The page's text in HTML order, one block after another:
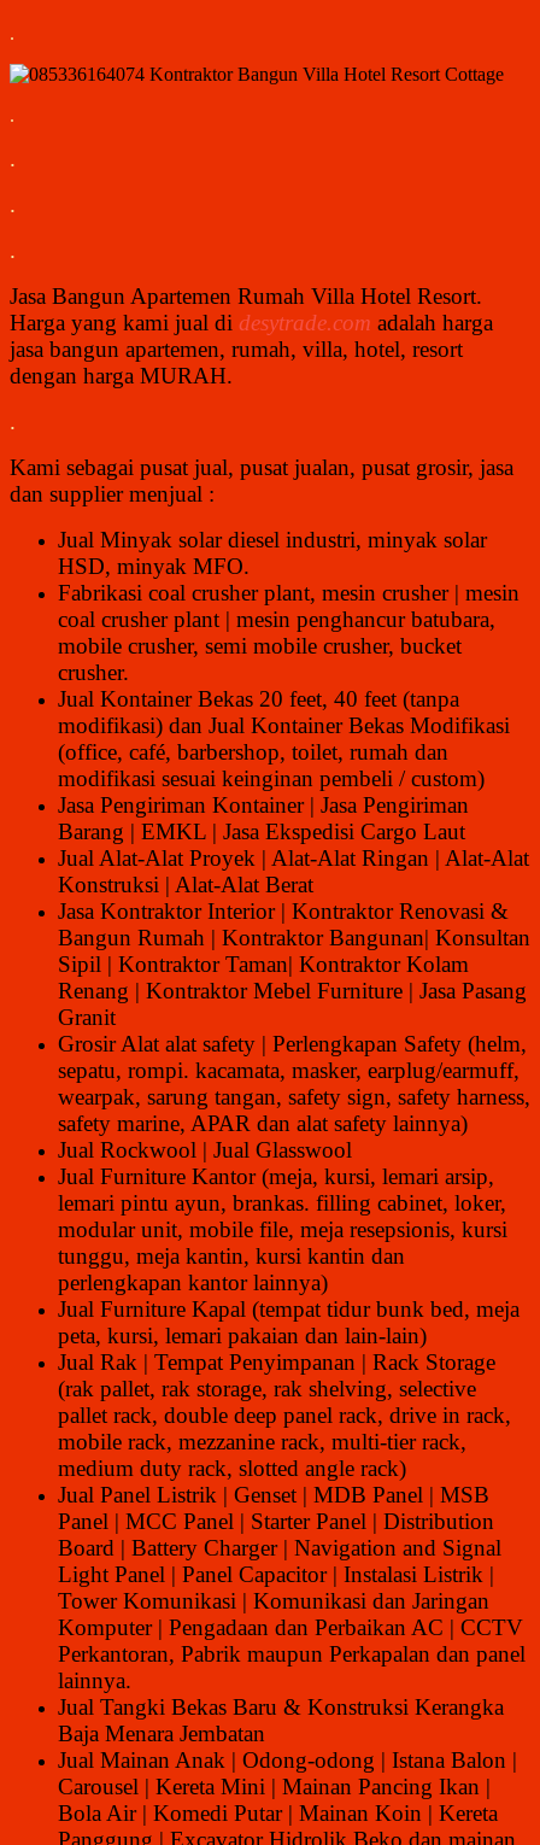
.
.
.
.
.
Jasa Bangun Apartemen Rumah Villa Hotel Resort.
Harga yang kami jual di desytrade.com adalah harga
jasa bangun apartemen, rumah, villa, hotel, resort
dengan harga MURAH.
.
Kami sebagai pusat jual, pusat jualan, pusat grosir, jasa
dan supplier menjual :
Jual Minyak solar diesel industri, minyak solar
HSD, minyak MFO.
Fabrikasi coal crusher plant, mesin crusher | mesin
coal crusher plant | mesin penghancur batubara,
mobile crusher, semi mobile crusher, bucket
crusher.
Jual Kontainer Bekas 20 feet, 40 feet (tanpa
modifikasi) dan Jual Kontainer Bekas Modifikasi
(office, café, barbershop, toilet, rumah dan
modifikasi sesuai keinginan pembeli / custom)
Jasa Pengiriman Kontainer | Jasa Pengiriman
Barang | EMKL | Jasa Ekspedisi Cargo Laut
Jual Alat-Alat Proyek | Alat-Alat Ringan | Alat-Alat
Konstruksi | Alat-Alat Berat
Jasa Kontraktor Interior | Kontraktor Renovasi &
Bangun Rumah | Kontraktor Bangunan| Konsultan
Sipil | Kontraktor Taman| Kontraktor Kolam
Renang | Kontraktor Mebel Furniture | Jasa Pasang
Granit
Grosir Alat alat safety | Perlengkapan Safety (helm,
sepatu, rompi. kacamata, masker, earplug/earmuff,
wearpak, sarung tangan, safety sign, safety harness,
safety marine, APAR dan alat safety lainnya)
Jual Rockwool | Jual Glasswool
Jual Furniture Kantor (meja, kursi, lemari arsip,
lemari pintu ayun, brankas. filling cabinet, loker,
modular unit, mobile file, meja resepsionis, kursi
tunggu, meja kantin, kursi kantin dan
perlengkapan kantor lainnya)
Jual Furniture Kapal (tempat tidur bunk bed, meja
peta, kursi, lemari pakaian dan lain-lain)
Jual Rak | Tempat Penyimpanan | Rack Storage
(rak pallet, rak storage, rak shelving, selective
pallet rack, double deep panel rack, drive in rack,
mobile rack, mezzanine rack, multi-tier rack,
medium duty rack, slotted angle rack)
Jual Panel Listrik | Genset | MDB Panel | MSB
Panel | MCC Panel | Starter Panel | Distribution
Board | Battery Charger | Navigation and Signal
Light Panel | Panel Capacitor | Instalasi Listrik |
Tower Komunikasi | Komunikasi dan Jaringan
Komputer | Pengadaan dan Perbaikan AC | CCTV
Perkantoran, Pabrik maupun Perkapalan dan panel
lainnya.
Jual Tangki Bekas Baru & Konstruksi Kerangka
Baja Menara Jembatan
Jual Mainan Anak | Odong-odong | Istana Balon |
Carousel | Kereta Mini | Mainan Pancing Ikan |
Bola Air | Komedi Putar | Mainan Koin | Kereta